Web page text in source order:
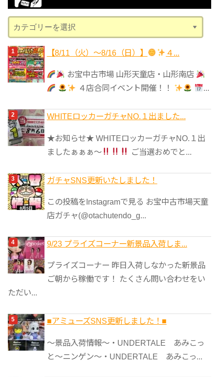
ブ
テ
ゴ
リ
ー
【8/11（火）～8/16（日）】 ４...
お宝中古市場 山形天童店・山形南店
４店合同イベント開催！！
...
WHITEロッカーガチャNO.１出ました...
★お知らせ★ WHITEロッカーガチャNO.１出
ましたぁぁぁ～
ご当選おめでと...
ガチャSNS更新いたしました！
この投稿をInstagramで見る お宝中古市場天童
店ガチャ(@otachutendo_g...
9/23 プライズコーナー新景品入荷しま...
プライズコーナー 昨日入荷しなかった新景品
ご朝から稼働です！ たくさん問い合わせをい
ただい...
■アミューズSNS更新しました！■
～景品入荷情報～・UNDERTALE あみこっ
と～ニンゲン～・UNDERTALE あみこっ...